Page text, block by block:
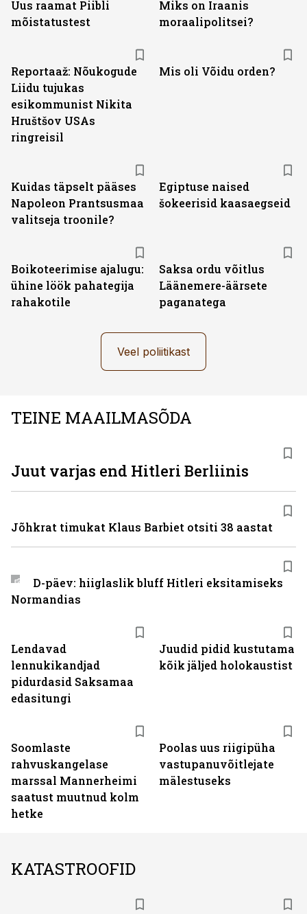
Uus raamat Piibli
mõistatustest
Miks on Iraanis
moraalipolitsei?
Reportaaž: Nõukogude
Liidu tujukas
esikommunist Nikita
Hruštšov USAs
ringreisil
Mis oli Võidu orden?
Kuidas täpselt pääses
Napoleon Prantsusmaa
valitseja troonile?
Egiptuse naised
šokeerisid kaasaegseid
Boikoteerimise ajalugu:
ühine löök pahategija
rahakotile
Saksa ordu võitlus
Läänemere-äärsete
paganatega
Veel poliitikast
TEINE MAAILMASÕDA
Lendavad
lennukikandjad
pidurdasid Saksamaa
edasitungi
Juudid pidid kustutama
kõik jäljed holokaustist
Soomlaste
rahvuskangelase
marssal Mannerheimi
saatust muutnud kolm
hetke
Poolas uus riigipüha
vastupanuvõitlejate
mälestuseks
Juut varjas end Hitleri Berliinis
Jõhkrat timukat Klaus Barbiet otsiti 38 aastat
D-päev: hiiglaslik bluff Hitleri eksitamiseks
Normandias
KATASTROOFID